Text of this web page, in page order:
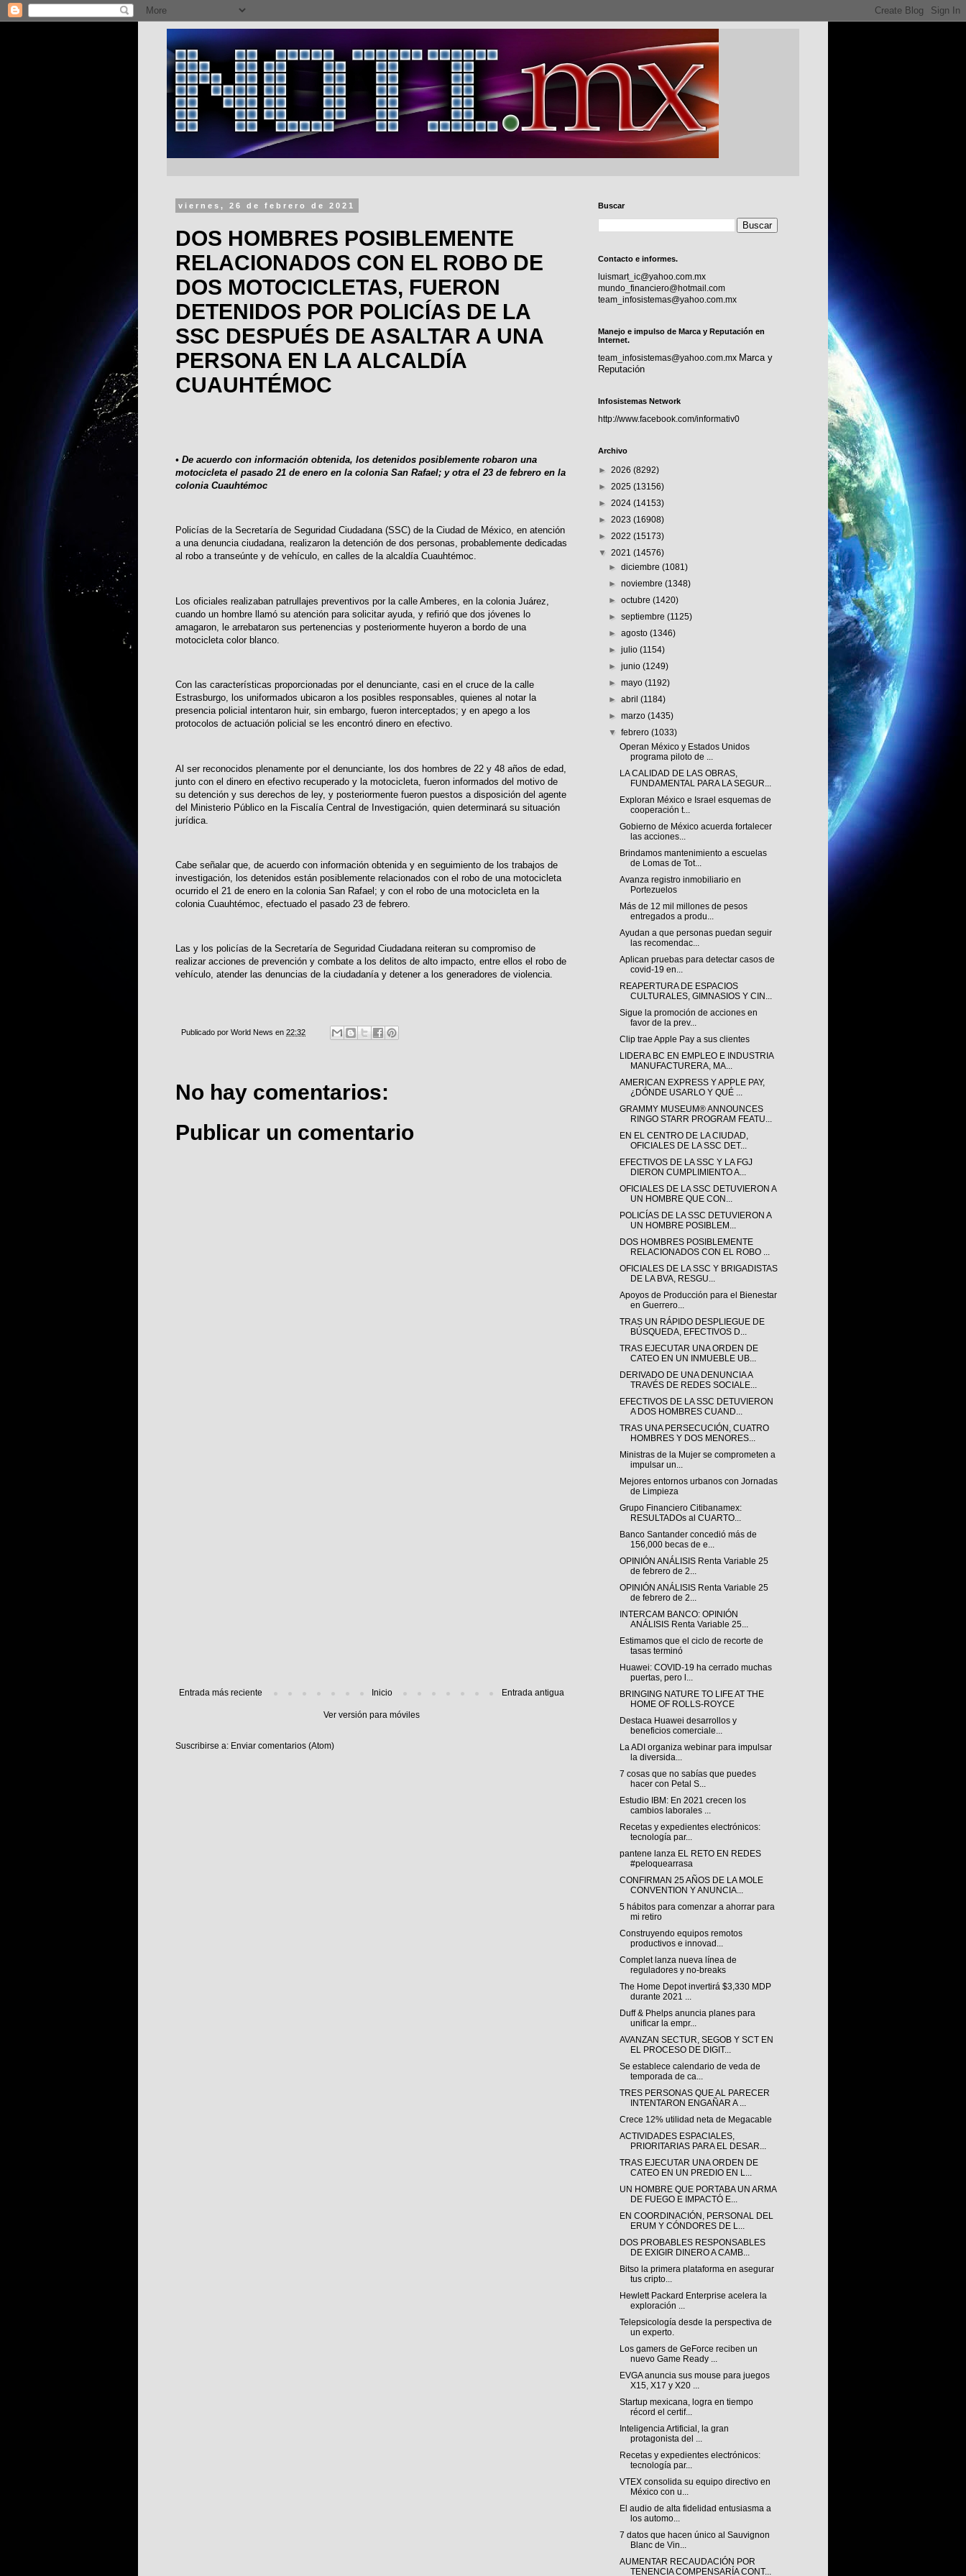
viernes, 26 de febrero de 2021
DOS HOMBRES POSIBLEMENTE
RELACIONADOS CON EL ROBO DE
DOS MOTOCICLETAS, FUERON
DETENIDOS POR POLICÍAS DE LA
SSC DESPUÉS DE ASALTAR A UNA
PERSONA EN LA ALCALDÍA
CUAUHTÉMOC
• De acuerdo con información obtenida, los detenidos posiblemente robaron una
motocicleta el pasado 21 de enero en la colonia San Rafael; y otra el 23 de febrero en la
colonia Cuauhtémoc
Policías de la Secretaría de Seguridad Ciudadana (SSC) de la Ciudad de México, en atención
a una denuncia ciudadana, realizaron la detención de dos personas, probablemente dedicadas
al robo a transeúnte y de vehículo, en calles de la alcaldía Cuauhtémoc.
Los oficiales realizaban patrullajes preventivos por la calle Amberes, en la colonia Juárez,
cuando un hombre llamó su atención para solicitar ayuda, y refirió que dos jóvenes lo
amagaron, le arrebataron sus pertenencias y posteriormente huyeron a bordo de una
motocicleta color blanco.
Con las características proporcionadas por el denunciante, casi en el cruce de la calle
Estrasburgo, los uniformados ubicaron a los posibles responsables, quienes al notar la
presencia policial intentaron huir, sin embargo, fueron interceptados; y en apego a los
protocolos de actuación policial se les encontró dinero en efectivo.
Al ser reconocidos plenamente por el denunciante, los dos hombres de 22 y 48 años de edad,
junto con el dinero en efectivo recuperado y la motocicleta, fueron informados del motivo de
su detención y sus derechos de ley, y posteriormente fueron puestos a disposición del agente
del Ministerio Público en la Fiscalía Central de Investigación, quien determinará su situación
jurídica.
Cabe señalar que, de acuerdo con información obtenida y en seguimiento de los trabajos de
investigación, los detenidos están posiblemente relacionados con el robo de una motocicleta
ocurrido el 21 de enero en la colonia San Rafael; y con el robo de una motocicleta en la
colonia Cuauhtémoc, efectuado el pasado 23 de febrero.
Las y los policías de la Secretaría de Seguridad Ciudadana reiteran su compromiso de
realizar acciones de prevención y combate a los delitos de alto impacto, entre ellos el robo de
vehículo, atender las denuncias de la ciudadanía y detener a los generadores de violencia.
Publicado por World News en 22:32
No hay comentarios:
Publicar un comentario
Entrada más reciente Entrada antigua
Inicio
Ver versión para móviles
Suscribirse a: Enviar comentarios (Atom)
Buscar
Contacto e informes.
luismart_ic@yahoo.com.mx
mundo_financiero@hotmail.com
team_infosistemas@yahoo.com.mx
Manejo e impulso de Marca y Reputación en
Internet.
team_infosistemas@yahoo.com.mx Marca y
Reputación
Infosistemas Network
http://www.facebook.com/informativ0
Archivo
► 2026 (8292)
► 2025 (13156)
► 2024 (14153)
► 2023 (16908)
► 2022 (15173)
▼ 2021 (14576)
►diciembre(1081)
►noviembre(1348)
►octubre(1420)
►septiembre(1125)
►agosto(1346)
►julio(1154)
►junio(1249)
►mayo(1192)
►abril(1184)
►marzo(1435)
▼febrero(1033)
Operan México y Estados Unidos
programa piloto de ...
LA CALIDAD DE LAS OBRAS,
FUNDAMENTAL PARA LA SEGUR...
Exploran México e Israel esquemas de
cooperación t...
Gobierno de México acuerda fortalecer
las acciones...
Brindamos mantenimiento a escuelas
de Lomas de Tot...
Avanza registro inmobiliario en
Portezuelos
Más de 12 mil millones de pesos
entregados a produ...
Ayudan a que personas puedan seguir
las recomendac...
Aplican pruebas para detectar casos de
covid-19 en...
REAPERTURA DE ESPACIOS
CULTURALES, GIMNASIOS Y CIN...
Sigue la promoción de acciones en
favor de la prev...
Clip trae Apple Pay a sus clientes
LIDERA BC EN EMPLEO E INDUSTRIA
MANUFACTURERA, MA...
AMERICAN EXPRESS Y APPLE PAY,
¿DÓNDE USARLO Y QUÉ ...
GRAMMY MUSEUM® ANNOUNCES
RINGO STARR PROGRAM FEATU...
EN EL CENTRO DE LA CIUDAD,
OFICIALES DE LA SSC DET...
EFECTIVOS DE LA SSC Y LA FGJ
DIERON CUMPLIMIENTO A...
OFICIALES DE LA SSC DETUVIERON A
UN HOMBRE QUE CON...
POLICÍAS DE LA SSC DETUVIERON A
UN HOMBRE POSIBLEM...
DOS HOMBRES POSIBLEMENTE
RELACIONADOS CON EL ROBO ...
OFICIALES DE LA SSC Y BRIGADISTAS
DE LA BVA, RESGU...
Apoyos de Producción para el Bienestar
en Guerrero...
TRAS UN RÁPIDO DESPLIEGUE DE
BÚSQUEDA, EFECTIVOS D...
TRAS EJECUTAR UNA ORDEN DE
CATEO EN UN INMUEBLE UB...
DERIVADO DE UNA DENUNCIA A
TRAVÉS DE REDES SOCIALE...
EFECTIVOS DE LA SSC DETUVIERON
A DOS HOMBRES CUAND...
TRAS UNA PERSECUCIÓN, CUATRO
HOMBRES Y DOS MENORES...
Ministras de la Mujer se comprometen a
impulsar un...
Mejores entornos urbanos con Jornadas
de Limpieza
Grupo Financiero Citibanamex:
RESULTADOs al CUARTO...
Banco Santander concedió más de
156,000 becas de e...
OPINIÓN ANÁLISIS Renta Variable 25
de febrero de 2...
OPINIÓN ANÁLISIS Renta Variable 25
de febrero de 2...
INTERCAM BANCO: OPINIÓN
ANÁLISIS Renta Variable 25...
Estimamos que el ciclo de recorte de
tasas terminó
Huawei: COVID-19 ha cerrado muchas
puertas, pero l...
BRINGING NATURE TO LIFE AT THE
HOME OF ROLLS-ROYCE
Destaca Huawei desarrollos y
beneficios comerciale...
La ADI organiza webinar para impulsar
la diversida...
7 cosas que no sabías que puedes
hacer con Petal S...
Estudio IBM: En 2021 crecen los
cambios laborales ...
Recetas y expedientes electrónicos:
tecnología par...
pantene lanza EL RETO EN REDES
#peloquearrasa
CONFIRMAN 25 AÑOS DE LA MOLE
CONVENTION Y ANUNCIA...
5 hábitos para comenzar a ahorrar para
mi retiro
Construyendo equipos remotos
productivos e innovad...
Complet lanza nueva línea de
reguladores y no-breaks
The Home Depot invertirá $3,330 MDP
durante 2021 ...
Duff & Phelps anuncia planes para
unificar la empr...
AVANZAN SECTUR, SEGOB Y SCT EN
EL PROCESO DE DIGIT...
Se establece calendario de veda de
temporada de ca...
TRES PERSONAS QUE AL PARECER
INTENTARON ENGAÑAR A ...
Crece 12% utilidad neta de Megacable
ACTIVIDADES ESPACIALES,
PRIORITARIAS PARA EL DESAR...
TRAS EJECUTAR UNA ORDEN DE
CATEO EN UN PREDIO EN L...
UN HOMBRE QUE PORTABA UN ARMA
DE FUEGO E IMPACTÓ E...
EN COORDINACIÓN, PERSONAL DEL
ERUM Y CÓNDORES DE L...
DOS PROBABLES RESPONSABLES
DE EXIGIR DINERO A CAMB...
Bitso la primera plataforma en asegurar
tus cripto...
Hewlett Packard Enterprise acelera la
exploración ...
Telepsicología desde la perspectiva de
un experto.
Los gamers de GeForce reciben un
nuevo Game Ready ...
EVGA anuncia sus mouse para juegos
X15, X17 y X20 ...
Startup mexicana, logra en tiempo
récord el certif...
Inteligencia Artificial, la gran
protagonista del ...
Recetas y expedientes electrónicos:
tecnología par...
VTEX consolida su equipo directivo en
México con u...
El audio de alta fidelidad entusiasma a
los automo...
7 datos que hacen único al Sauvignon
Blanc de Vin...
AUMENTAR RECAUDACIÓN POR
TENENCIA COMPENSARÍA CONT...